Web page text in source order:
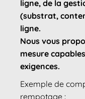
ligne, de la
(substrat,
ligne.
Nous vous
mesure
exigences.
Exemple de
rempotage :